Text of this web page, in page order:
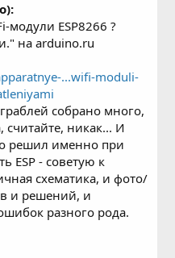
модули ESP8266 ?
на arduino.ru
...wifi-moduli-
собрано много,
считайте, никак... И
решил именно при
ESP - советую к
схематика, и фото/
и решений, и
разного рода.​